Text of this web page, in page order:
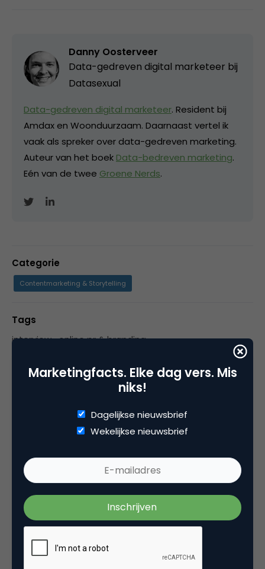
Danny Oosterveer
Data-gedreven digital marketeer bij
Datasexual
Data-gedreven digital marketeer. Resident bij
Amdax en Woonduurzaam. Daarnaast vertel ik
vaak als spreker over data-gedreven marketing.
Auteur van het boek Data-bedreven marketing.
Eén van de twee Groene Nerds.
Categorie
Contentmarketing & Storytelling
Tags
interview, online pr & branding
chi666
De conclusies zijn op zich misschien wel te
rechtvaardigen, maar deze manier van
onderzoek doen slaat natuurlijk nergens op.
Het feit dat iets er nog is van zeggen dat het
achteraf een sterk merk is? Dat is met ’the
Marketingfacts. Elke dag vers. Mis
niks!
Dagelijkse nieuwsbrief
Wekelijkse nieuwsbrief